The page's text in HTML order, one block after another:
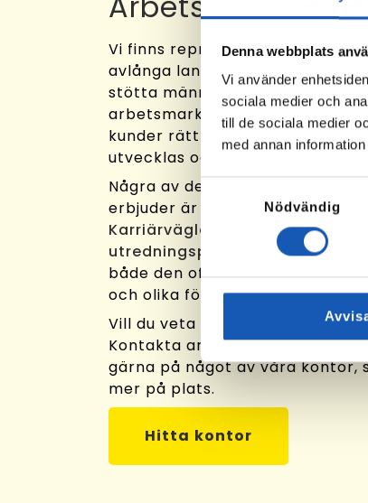
Denna webbplats
Vi använder
sociala medier och
till de sociala medier
med annan
Samtyckesval
Nödvändig
Vi finns representerade i stora
avlånga land, och arbetar varje
stötta människor på vägen mot
arbetsmarknaden. Vårt
kunder rätt förutsättningar för
utvecklas och trivas i arbetslivet.
Några av de tjänster vi som
erbjuder är
Rusta och Matcha
Karriärvägledning
och
utredningsplatser
. Vi utför
både den offentliga
och olika försäkringsbolag.
Vill du veta mer om hur vi
Kontakta ansvarig på din ort –
gärna på något av våra kontor,
mer på plats.
Hitta kontor